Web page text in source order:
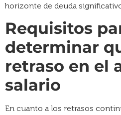
horizonte de deuda
Requisitos
determinar
retraso en el
salario
En cuanto a los retrasos